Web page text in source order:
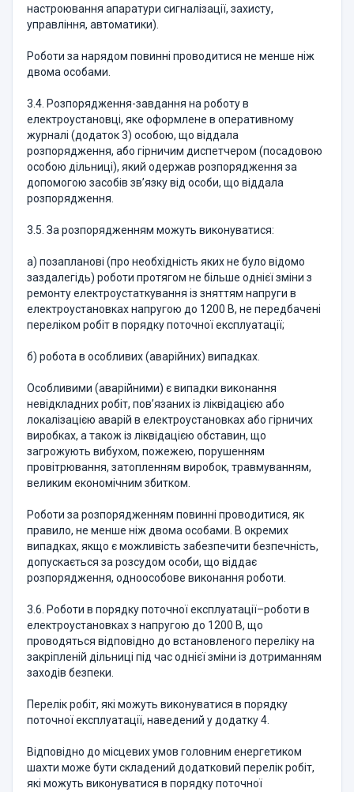
настроювання апаратури сигналізації, захисту,
управління, автоматики).
Роботи за нарядом повинні проводитися не менше ніж
двома особами.
3.4. Розпорядження-завдання на роботу в
електроустановці, яке оформлене в оперативному
журналі (додаток 3) особою, що віддала
розпорядження, або гірничим диспетчером (посадовою
особою дільниці), який одержав розпорядження за
допомогою засобів зв’язку від особи, що віддала
розпорядження.
3.5. За розпорядженням можуть виконуватися:
а) позапланові (про необхідність яких не було відомо
заздалегідь) роботи протягом не більше однієї зміни з
ремонту електроустаткування із зняттям напруги в
електроустановках напругою до 1200 В, не передбачені
переліком робіт в порядку поточної експлуатації;
б) робота в особливих (аварійних) випадках.
Особливими (аварійними) є випадки виконання
невідкладних робіт, пов’язаних із ліквідацією або
локалізацією аварій в електроустановках або гірничих
виробках, а також із ліквідацією обставин, що
загрожують вибухом, пожежею, порушенням
провітрювання, затопленням виробок, травмуванням,
великим економічним збитком.
Роботи за розпорядженням повинні проводитися, як
правило, не менше ніж двома особами. В окремих
випадках, якщо є можливість забезпечити безпечність,
допускається за розсудом особи, що віддає
розпорядження, одноособове виконання роботи.
3.6. Роботи в порядку поточної експлуатації–роботи в
електроустановках з напругою до 1200 В, що
проводяться відповідно до встановленого переліку на
закріпленій дільниці під час однієї зміни із дотриманням
заходів безпеки.
Перелік робіт, які можуть виконуватися в порядку
поточної експлуатації, наведений у додатку 4.
Відповідно до місцевих умов головним енергетиком
шахти може бути складений додатковий перелік робіт,
які можуть виконуватися в порядку поточної